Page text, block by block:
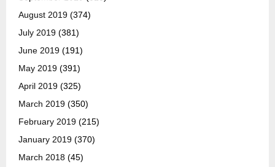
August 2019 (374)
July 2019 (381)
June 2019 (191)
May 2019 (391)
April 2019 (325)
March 2019 (350)
February 2019 (215)
January 2019 (370)
March 2018 (45)